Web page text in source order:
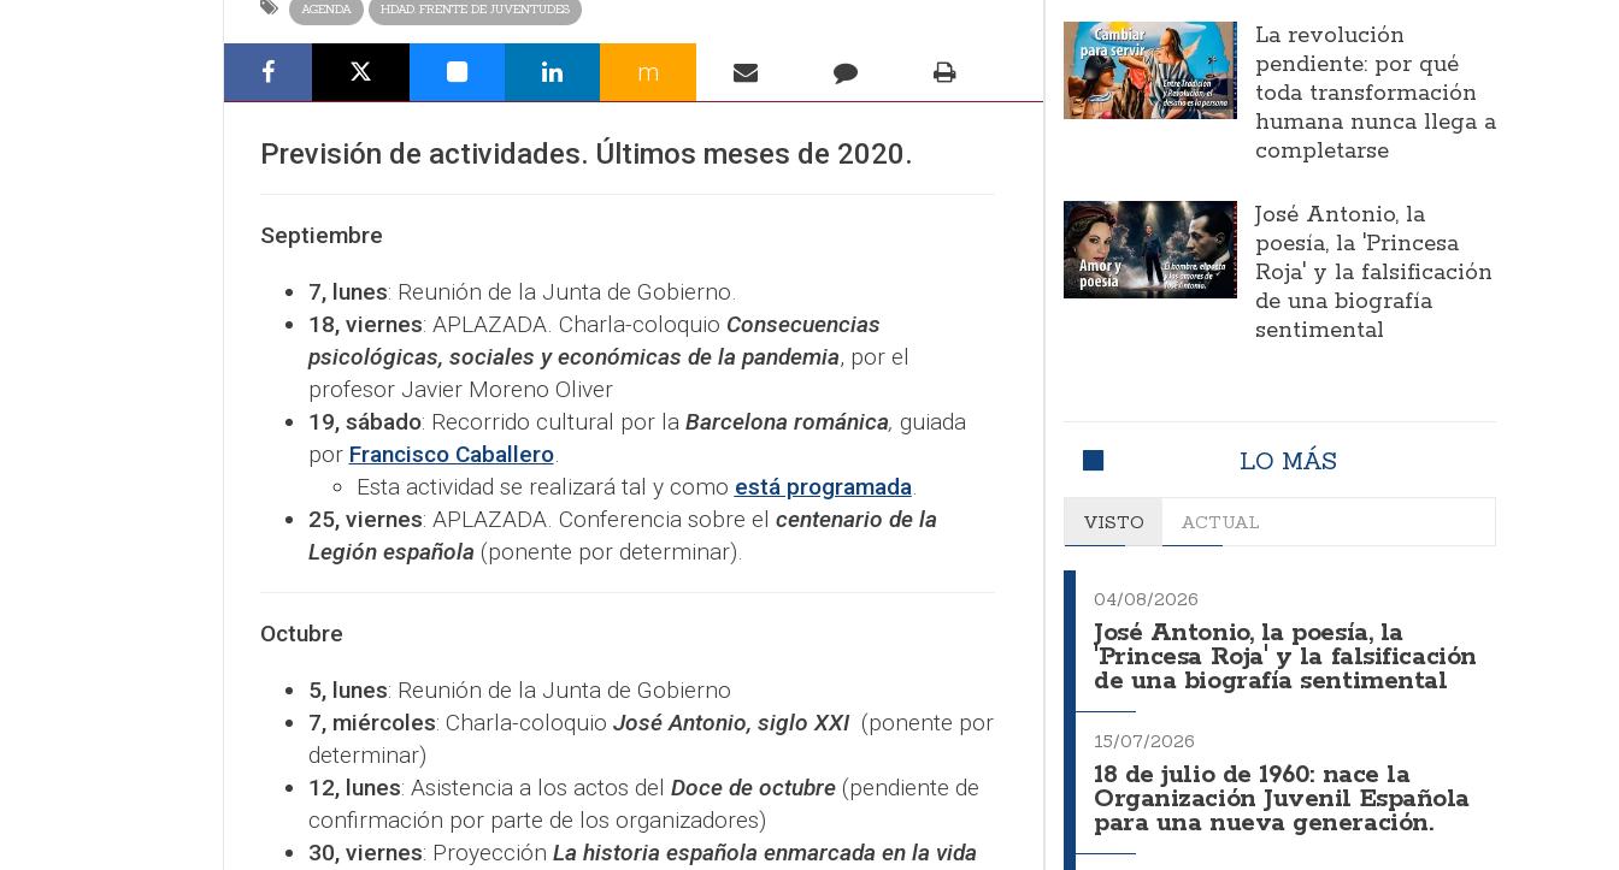
AGENDA HDAD. FRENTE DE JUVENTUDES
m
Previsión de actividades. Últimos meses de 2020.
Septiembre
7, lunes: Reunión de la Junta de Gobierno.
18, viernes: APLAZADA. Charla-coloquio Consecuencias
psicológicas, sociales y económicas de la pandemia, por el
profesor Javier Moreno Oliver
19, sábado: Recorrido cultural por la Barcelona románica, guiada
por Francisco Caballero.
Esta actividad se realizará tal y como está programada.
25, viernes: APLAZADA. Conferencia sobre el centenario de la
Legión española (ponente por determinar).
Octubre
5, lunes: Reunión de la Junta de Gobierno
7, miércoles: Charla-coloquio José Antonio, siglo XXI (ponente por
determinar)
12, lunes: Asistencia a los actos del Doce de octubre(pendiente de
confirmación por parte de los organizadores)
30, viernes: Proyección La historia española enmarcada en la vida
La revolución
pendiente: por qué
toda transformación
humana nunca llega a
completarse
José Antonio, la
poesía, la 'Princesa
Roja' y la falsificación
de una biografía
sentimental
LO MÁS
VISTO ACTUAL
04/08/2026
José Antonio, la poesía, la
'Princesa Roja' y la falsificación
de una biografía sentimental
15/07/2026
18 de julio de 1960: nace la
Organización Juvenil Española
para una nueva generación.